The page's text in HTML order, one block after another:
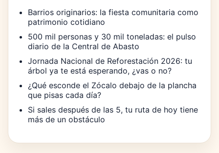
Barrios originarios: la fiesta comunitaria como
patrimonio cotidiano
500 mil personas y 30 mil toneladas: el pulso
diario de la Central de Abasto
Jornada Nacional de Reforestación 2026: tu
árbol ya te está esperando, ¿vas o no?
¿Qué esconde el Zócalo debajo de la plancha
que pisas cada día?
Si sales después de las 5, tu ruta de hoy tiene
más de un obstáculo